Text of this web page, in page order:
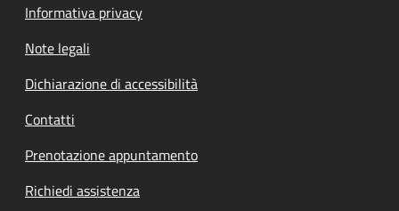
Informativa privacy
Note legali
Dichiarazione di accessibilità
Contatti
Prenotazione appuntamento
Richiedi assistenza